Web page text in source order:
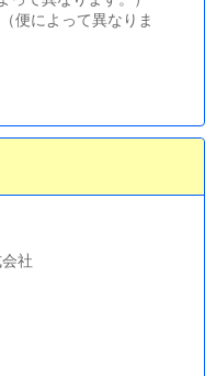
便によって異なりま
社